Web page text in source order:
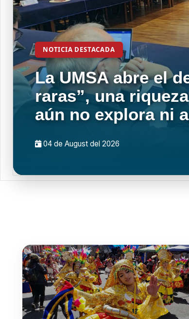
NOTICIA DESTACADA
La UMSA abre el
raras”, una
aún no explora ni
04 de August del 2026